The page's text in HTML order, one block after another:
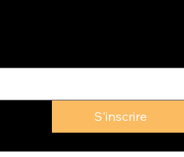
S'inscrire